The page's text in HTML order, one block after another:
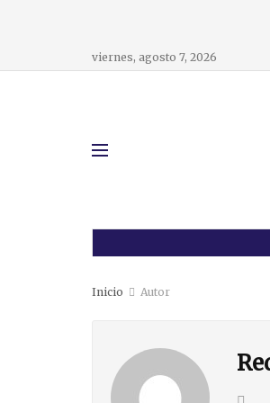
viernes, agosto 7, 2026
Inicio Autor